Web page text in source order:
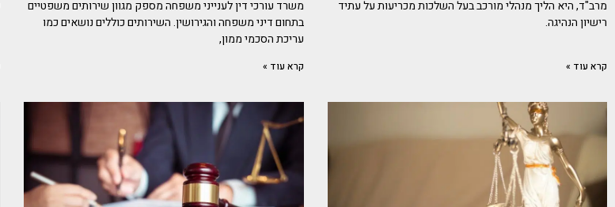
מרב"ד, היא הליך מנהלי מורכב בעל השלכות מכריעות על עתיד
רישיון הנהיגה.
קרא עוד »
משרד עורכי דין לענייני משפחה מספק מגוון שירותים משפטיים
בתחום דיני משפחה והגירושין. השירותים כוללים נושאים כמו
עריכת הסכמי ממון,
קרא עוד »